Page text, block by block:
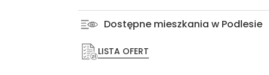
Dostępne mieszkania w Podlesie
LISTA OFERT